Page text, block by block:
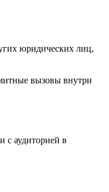
юридических лиц,
вызовы внутри
с аудиторией в